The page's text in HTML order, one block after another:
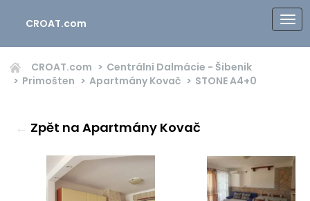
CROAT.com
CROAT.com
Centrální Dalmácie - Šibenik
Primošten
Apartmány Kovač STONEA4+0
← Zpět na Apartmány Kovač